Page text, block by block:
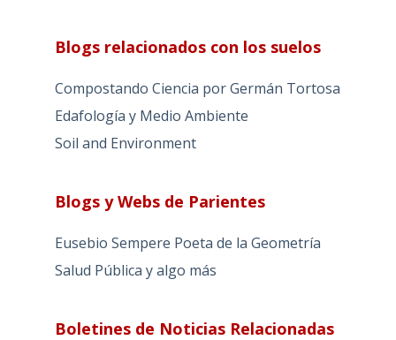
Blogs relacionados con los suelos
Compostando Ciencia por Germán Tortosa
Edafología y Medio Ambiente
Soil and Environment
Blogs y Webs de Parientes
Eusebio Sempere Poeta de la Geometría
Salud Pública y algo más
Boletines de Noticias Relacionadas